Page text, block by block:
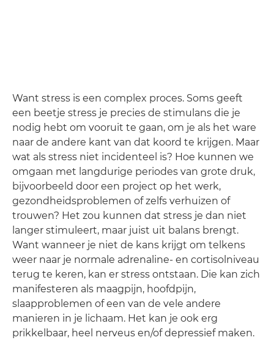
Want stress is een complex proces. Soms geeft
een beetje stress je precies de stimulans die je
nodig hebt om vooruit te gaan, om je als het ware
naar de andere kant van dat koord te krijgen. Maar
wat als stress niet incidenteel is? Hoe kunnen we
omgaan met langdurige periodes van grote druk,
bijvoorbeeld door een project op het werk,
gezondheidsproblemen of zelfs verhuizen of
trouwen? Het zou kunnen dat stress je dan niet
langer stimuleert, maar juist uit balans brengt.
Want wanneer je niet de kans krijgt om telkens
weer naar je normale adrenaline- en cortisolniveau
terug te keren, kan er stress ontstaan. Die kan zich
manifesteren als maagpijn, hoofdpijn,
slaapproblemen of een van de vele andere
manieren in je lichaam. Het kan je ook erg
prikkelbaar, heel nerveus en/of depressief maken.